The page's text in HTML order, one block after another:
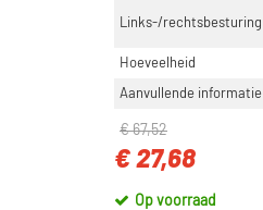
Links-/rechtsbesturing
Hoeveelheid
Aanvullende informatie
€ 67,52
€ 27,68
Op voorraad